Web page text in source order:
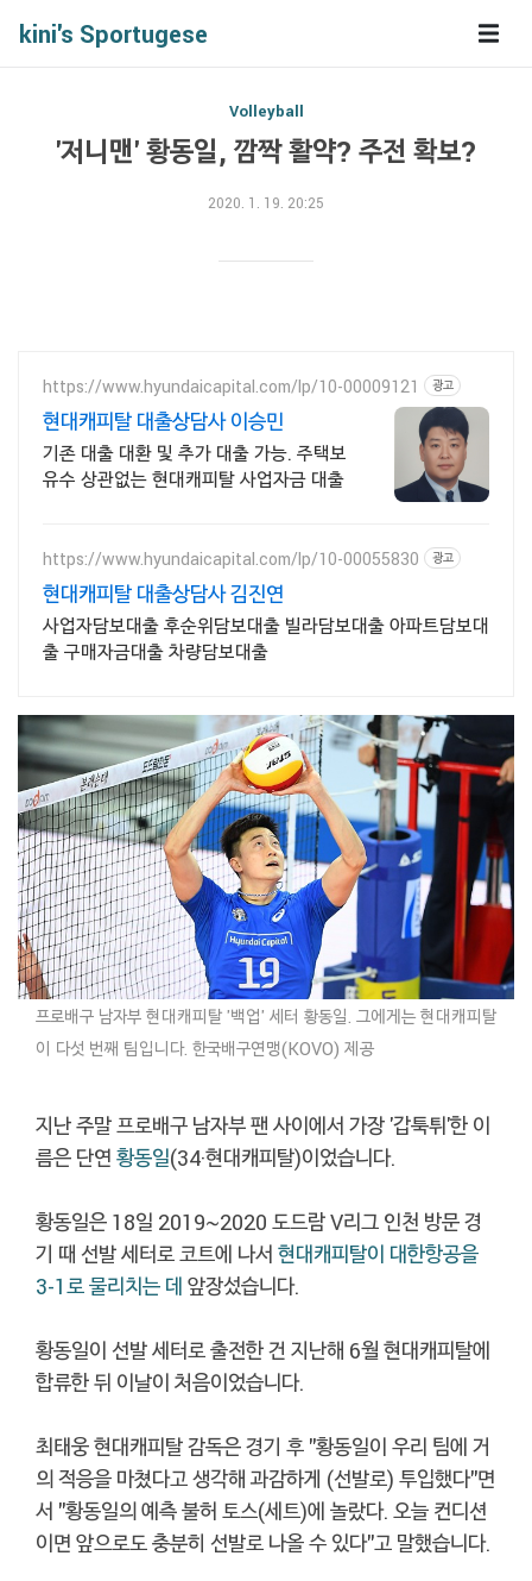
kini's Sportugese
Volleyball
'저니맨' 황동일, 깜짝 활약? 주전 확보?
2020. 1. 19. 20:25
https://www.hyundaicapital.com/lp/10-00009121 광고
현대캐피탈 대출상담사 이승민
기존 대출 대환 및 추가 대출 가능. 주택보
유수 상관없는 현대캐피탈 사업자금 대출
https://www.hyundaicapital.com/lp/10-00055830 광고
현대캐피탈 대출상담사 김진연
사업자담보대출 후순위담보대출 빌라담보대출 아파트담보대
출 구매자금대출 차량담보대출
프로배구 남자부 현대캐피탈 '백업' 세터 황동일. 그에게는 현대캐피탈
이 다섯 번째 팀입니다. 한국배구연맹(KOVO) 제공
지난 주말 프로배구 남자부 팬 사이에서 가장 '갑툭튀'한 이
름은 단연 황동일(34·현대캐피탈)이었습니다.
황동일은 18일 2019~2020 도드람 V리그 인천 방문 경
기 때 선발 세터로 코트에 나서 현대캐피탈이 대한항공을
3-1로 물리치는 데 앞장섰습니다.
황동일이 선발 세터로 출전한 건 지난해 6월 현대캐피탈에
합류한 뒤 이날이 처음이었습니다.
최태웅 현대캐피탈 감독은 경기 후 "황동일이 우리 팀에 거
의 적응을 마쳤다고 생각해 과감하게 (선발로) 투입했다"면
서 "황동일의 예측 불허 토스(세트)에 놀랐다. 오늘 컨디션
이면 앞으로도 충분히 선발로 나올 수 있다"고 말했습니다.